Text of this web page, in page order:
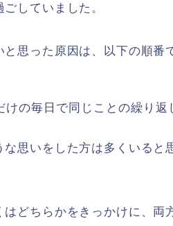
していました。
思った原因は、以下の順番
けの毎日で同じことの繰り返
思いをした方は多くいると
はどちらかをきっかけに、両